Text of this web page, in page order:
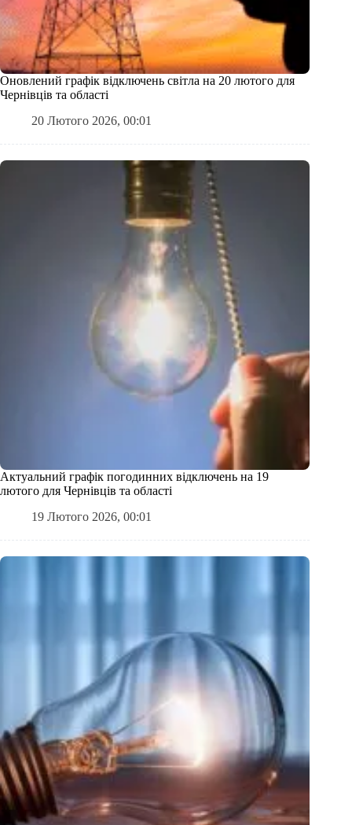
Оновлений графік відключень світла на 20 лютого для
Чернівців та області
20 Лютого 2026, 00:01
Актуальний графік погодинних відключень на 19
лютого для Чернівців та області
19 Лютого 2026, 00:01